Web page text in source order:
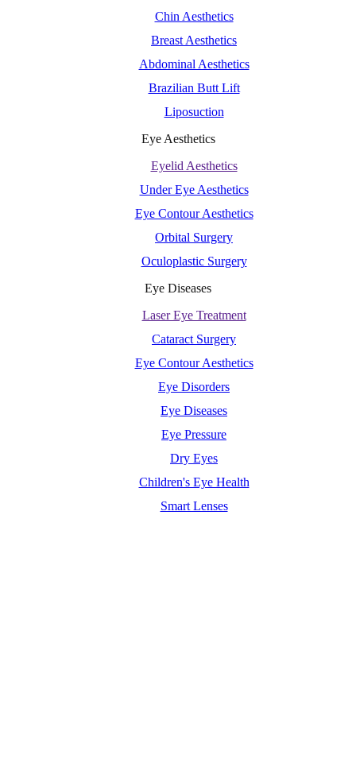
Chin Aesthetics
Breast Aesthetics
Abdominal Aesthetics
Brazilian Butt Lift
Liposuction
Eye Aesthetics
Eyelid Aesthetics
Under Eye Aesthetics
Eye Contour Aesthetics
Orbital Surgery
Oculoplastic Surgery
Eye Diseases
Laser Eye Treatment
Cataract Surgery
Eye Contour Aesthetics
Eye Disorders
Eye Diseases
Eye Pressure
Dry Eyes
Children's Eye Health
Smart Lenses